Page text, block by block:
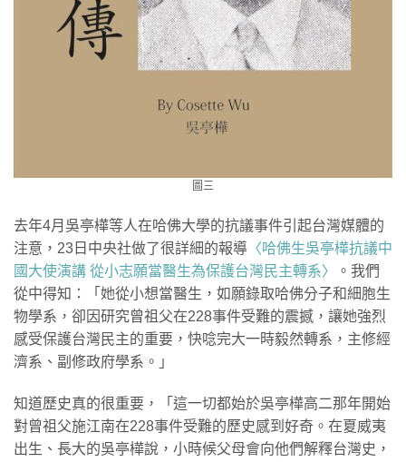
圖三
去年4月吳亭樺等人在哈佛大學的抗議事件引起台灣媒體的
注意，23日中央社做了很詳細的報導 〈哈佛生吳亭樺抗議中
國大使演講 從小志願當醫生為保護台灣民主轉系〉
。我們
從中得知：「她從小想當醫生，如願錄取哈佛分子和細胞生
物學系，卻因研究曾祖父在228事件受難的震撼，讓她強烈
感受保護台灣民主的重要，快唸完大一時毅然轉系，主修經
濟系、副修政府學系。」
知道歷史真的很重要，「這一切都始於吳亭樺高二那年開始
對曾祖父施江南在228事件受難的歷史感到好奇。在夏威夷
出生、長大的吳亭樺說，小時候父母會向他們解釋台灣史，